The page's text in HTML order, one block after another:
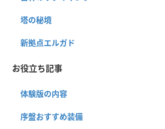
塔の秘境
新拠点エルガド
お役立ち記事
体験版の内容
序盤おすすめ装備